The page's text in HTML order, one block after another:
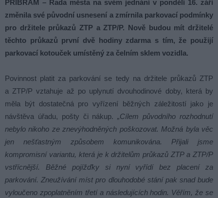
PŘÍBRAM – Rada města na svém jednání v pondělí 16. září
změnila své původní usnesení a zmírnila parkovací podmínky
pro držitele průkazů ZTP a ZTP/P. Nově budou mít držitelé
těchto průkazů první dvě hodiny zdarma s tím, že použijí
parkovací kotouček umístěný za čelním sklem vozidla.
Povinnost platit za parkování se tedy na držitele průkazů ZTP
a ZTP/P vztahuje až po uplynutí dvouhodinové doby, která by
měla být dostatečná pro vyřízení běžných záležitostí jako je
návštěva úřadu, pošty či nákup.„Cílem původního rozhodnutí
nebylo nikoho ze znevýhodněných poškozovat. Možná byla věc
jen nešťastným způsobem komunikována. Přijali jsme
kompromisní variantu, která je k držitelům průkazů ZTP a ZTP/P
vstřícnější. Běžné pojížďky si nyní vyřídí bez placení za
parkování. Zneužívání míst pro dlouhodobé stání pak snad bude
vyloučeno zpoplatněním třetí a následujících hodin. Věřím, že se